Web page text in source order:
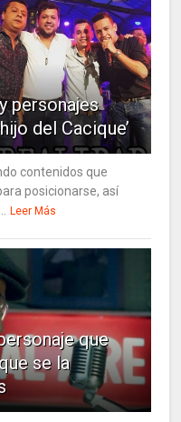
personajes
del Cacique’
contenidos que
posicionarse, así
Leer Más
que
se la